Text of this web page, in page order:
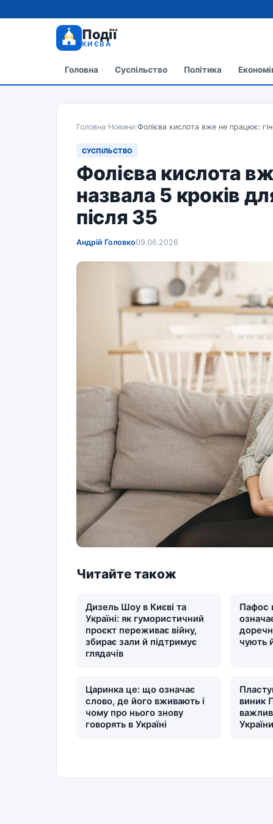
Події
КИЄВА
Головна Суспільство Політика
Головна/Новини/Фолієва кислота вже не працює:
СУСПІЛЬСТВО
Фолієва кислота
назвала 5 кроків
після 35
Андрій Головко09.06.2026
Читайте також
Дизель Шоу в Києві та
Україні: як гумористичний
проєкт переживає війну,
збирає зали й підтримує
глядачів
Пафос
чують
Царинка це: що означає
слово, де його вживають і
чому про нього знову
говорять в Україні
виник
України